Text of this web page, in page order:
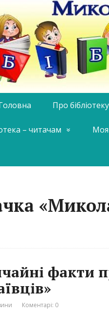
Про бібліотеку
– читачам
факти
Коментарі: 0